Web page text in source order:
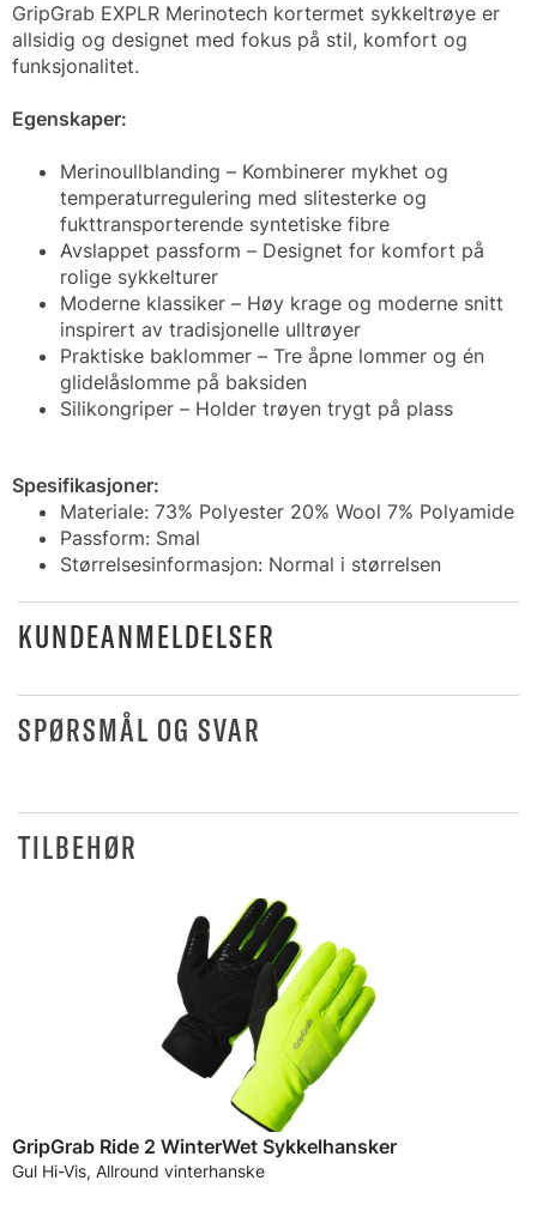
GripGrab EXPLR Merinotech kortermet sykkeltrøye er
allsidig og designet med fokus på stil, komfort og
funksjonalitet.
Egenskaper:
Merinoullblanding – Kombinerer mykhet og
temperaturregulering med slitesterke og
fukttransporterende syntetiske fibre
Avslappet passform – Designet for komfort på
rolige sykkelturer
Moderne klassiker – Høy krage og moderne snitt
inspirert av tradisjonelle ulltrøyer
Praktiske baklommer – Tre åpne lommer og én
glidelåslomme på baksiden
Silikongriper – Holder trøyen trygt på plass
Spesifikasjoner:
Materiale: 73% Polyester 20% Wool 7% Polyamide
Passform: Smal
Størrelsesinformasjon: Normal i størrelsen
KUNDEANMELDELSER
SPØRSMÅL OG SVAR
TILBEHØR
GripGrab Ride 2 WinterWet Sykkelhansker
Gul Hi-Vis, Allround vinterhanske